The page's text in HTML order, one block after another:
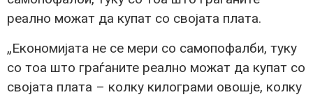
реално можат да купат со својата плата.
„Економијата не се мери со самопофалби, туку
со тоа што граѓаните реално можат да купат со
својата плата – колку килограми овошје, колку